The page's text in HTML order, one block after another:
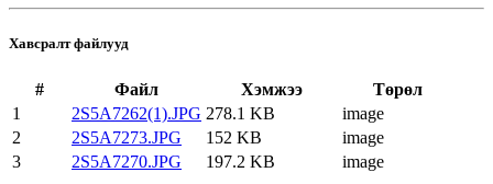
Хавсралт файлууд
# Файл Хэмжээ
Төрөл
1
2S5A7262(1).JPG 278.1 KB
image
2
2S5A7273.JPG 152 KB
image
3
2S5A7270.JPG 197.2 KB image